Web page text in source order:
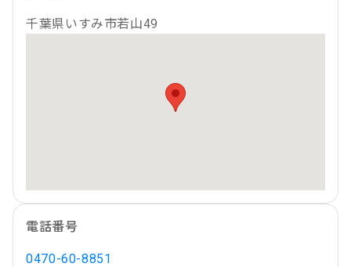
千葉県いすみ市若山49
電話番号
0470-60-8851